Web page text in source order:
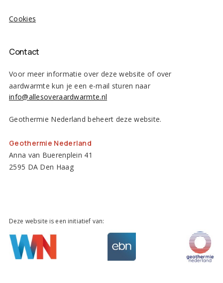
Cookies
Contact
Voor meer informatie over deze website of over
aardwarmte kun je een e-mail sturen naar
info@allesoveraardwarmte.nl
Geothermie Nederland beheert deze website.
Geothermie Nederland
Anna van Buerenplein 41
2595 DA Den Haag
Deze website is een initiatief van: